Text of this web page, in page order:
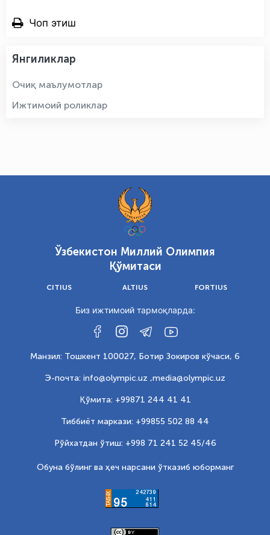
Чоп этиш
Янгиликлар
Очиқ маълумотлар
Ижтимоий роликлар
Ўзбекистон Миллий Олимпия
Қўмитаси
CITIUS ALTIUS FORTIUS
Биз ижтимоий тармоқларда:
Манзил: Тошкент 100027, Ботир Зокиров кўчаси, 6
Э-почта: info@olympic.uz ,media@olympic.uz
Қўмита: +99871 244 41 41
Тиббиёт маркази: +99855 502 88 44
Рўйхатдан ўтиш: +998 71 241 52 45/46
Обуна бўлинг ва ҳеч нарсани ўтказиб юборманг